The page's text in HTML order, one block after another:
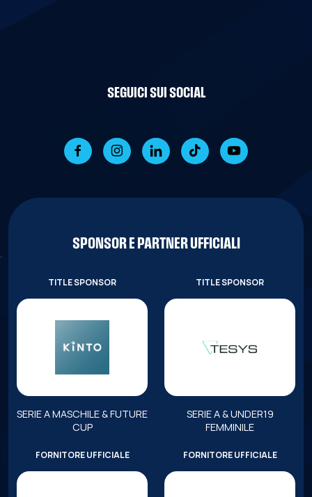
SEGUICI SUI SOCIAL
SPONSOR E PARTNER UFFICIALI
TITLE SPONSOR
SERIE A MASCHILE & FUTURE
CUP
TITLE SPONSOR
SERIE A & UNDER19
FEMMINILE
FORNITORE UFFICIALE FORNITORE UFFICIALE